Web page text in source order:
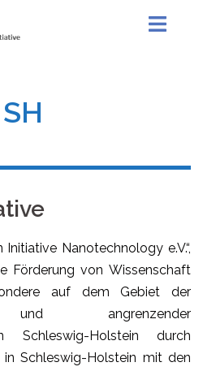
Nanotechnology e.V.“,
Förderung von Wissenschaft
auf dem Gebiet der
und angrenzender
Schleswig-Holstein durch
Schleswig-Holstein mit den